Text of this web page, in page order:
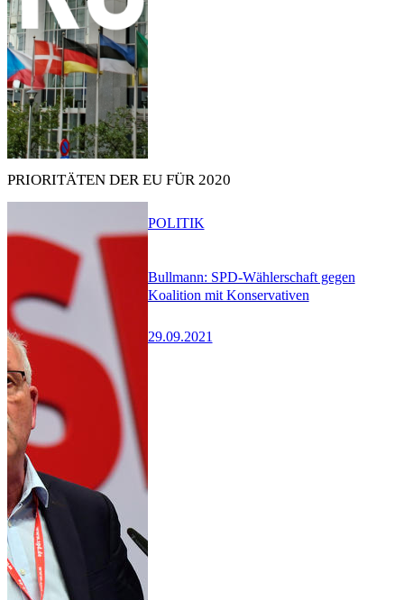
PRIORITÄTEN DER EU FÜR 2020
Bullmann: SPD-Wählerschaft gegen
Koalition mit Konservativen
29.09.2021
POLITIK